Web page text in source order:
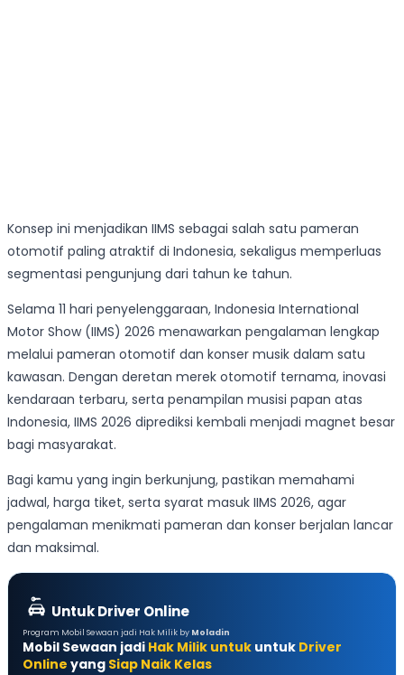
Konsep ini menjadikan IIMS sebagai salah satu pameran
otomotif paling atraktif di Indonesia, sekaligus memperluas
segmentasi pengunjung dari tahun ke tahun.
Selama 11 hari penyelenggaraan, Indonesia International
Motor Show (IIMS) 2026 menawarkan pengalaman lengkap
melalui pameran otomotif dan konser musik dalam satu
kawasan. Dengan deretan merek otomotif ternama, inovasi
kendaraan terbaru, serta penampilan musisi papan atas
Indonesia, IIMS 2026 diprediksi kembali menjadi magnet besar
bagi masyarakat.
Bagi kamu yang ingin berkunjung, pastikan memahami
jadwal, harga tiket, serta syarat masuk IIMS 2026, agar
pengalaman menikmati pameran dan konser berjalan lancar
dan maksimal.
Untuk Driver Online
Program Mobil Sewaan jadi Hak Milik by Moladin
Mobil Sewaan jadi Hak Milik untuk untuk Driver
Online yang Siap Naik Kelas